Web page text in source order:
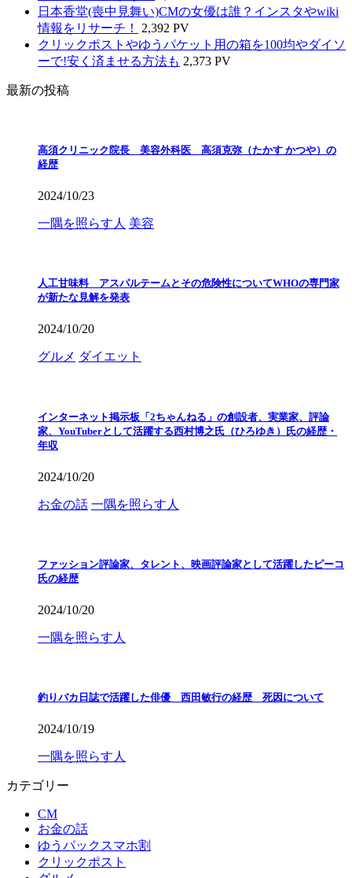
日本香堂(喪中見舞い)CMの女優は誰？インスタやwiki
情報をリサーチ！
2,392 PV
クリックポストやゆうパケット用の箱を100均やダイソ
ーで!安く済ませる方法も 2,373 PV
最新の投稿
高須クリニック院長 美容外科医 高須克弥（たかす かつや）の
経歴
2024/10/23
一隅を照らす人 美容
人工甘味料 アスパルテームとその危険性についてWHOの専門家
が新たな見解を発表
2024/10/20
グルメ ダイエット
インターネット掲示板「2ちゃんねる」の創設者、実業家、評論
家、YouTuberとして活躍する西村博之氏（ひろゆき）氏の経歴・
年収
2024/10/20
お金の話 一隅を照らす人
ファッション評論家、タレント、映画評論家として活躍したピーコ
氏の経歴
2024/10/20
一隅を照らす人
釣りバカ日誌で活躍した俳優 西田敏行の経歴 死因について
2024/10/19
一隅を照らす人
カテゴリー
CM
お金の話
ゆうパックスマホ割
クリックポスト